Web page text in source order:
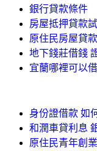
銀行貸款條件
房屋抵押貸款
原住民房屋貸
地下錢莊借錢
宜蘭哪裡可以
身份證借款 如
和潤車貸利息
原住民青年創